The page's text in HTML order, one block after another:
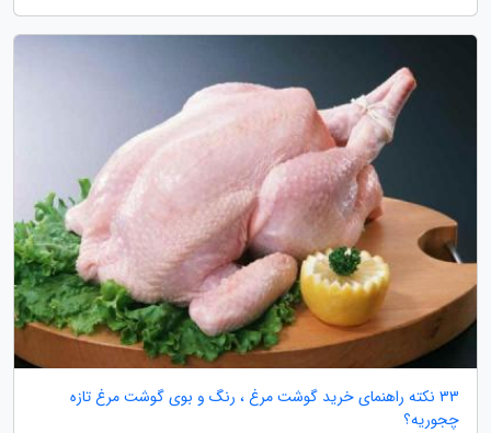
33 نکته راهنمای خرید گوشت مرغ ، رنگ و بوی گوشت مرغ تازه
چجوریه؟